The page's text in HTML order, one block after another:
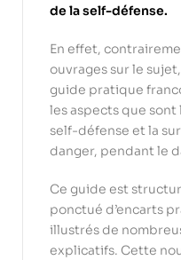
de la self-défense.
En effet,
ouvrages sur le
guide pratique
les aspects que
self-défense et la
danger, pendant le
Ce guide est
ponctué d’encarts
illustrés de
explicatifs. Cette